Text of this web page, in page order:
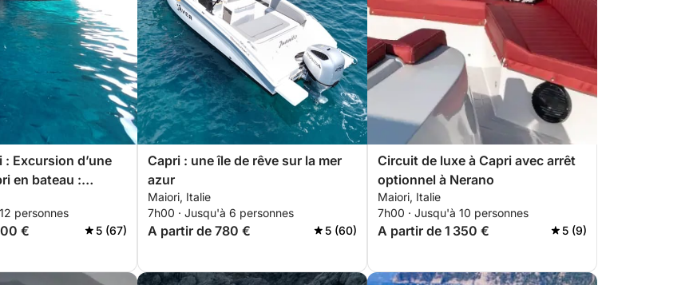
Excursion d’une
en bateau :
amalfitaine
personnes
€ 5 (67)
Capri : une île de rêve sur la mer
azur
Maiori, Italie
7h00 · Jusqu'à 6 personnes
A partir de 780 € 5 (60)
Circuit de luxe à Capri avec arrêt
optionnel à Nerano
Maiori, Italie
7h00 · Jusqu'à 10 personnes
A partir de 1 350 € 5 (9)